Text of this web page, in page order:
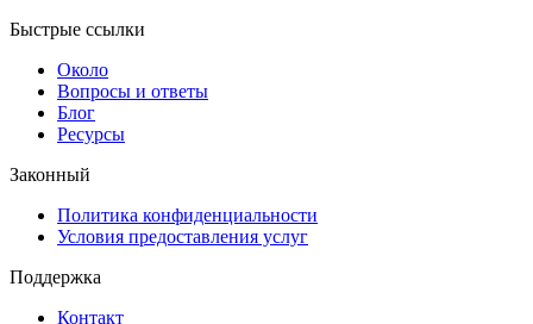
Быстрые ссылки
Около
Вопросы и ответы
Блог
Ресурсы
Законный
Политика конфиденциальности
Условия предоставления услуг
Поддержка
Контакт